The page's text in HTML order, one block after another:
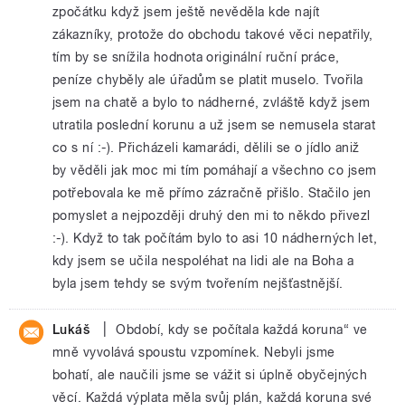
zpočátku když jsem ještě nevěděla kde najít
zákazníky, protože do obchodu takové věci nepatřily,
tím by se snížila hodnota originální ruční práce,
peníze chyběly ale úřadům se platit muselo. Tvořila
jsem na chatě a bylo to nádherné, zvláště když jsem
utratila poslední korunu a už jsem se nemusela starat
co s ní :-). Přicházeli kamarádi, dělili se o jídlo aniž
by věděli jak moc mi tím pomáhají a všechno co jsem
potřebovala ke mě přímo zázračně přišlo. Stačilo jen
pomyslet a nejpozději druhý den mi to někdo přivezl
:-). Když to tak počítám bylo to asi 10 nádherných let,
kdy jsem se učila nespoléhat na lidi ale na Boha a
byla jsem tehdy se svým tvořením nejšťastnější.
Lukáš
Období, kdy se počítala každá koruna“ ve
mně vyvolává spoustu vzpomínek. Nebyli jsme
bohatí, ale naučili jsme se vážit si úplně obyčejných
věcí. Každá výplata měla svůj plán, každá koruna své